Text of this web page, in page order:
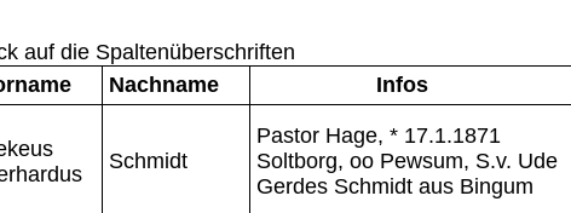
auf die Spaltenüberschriften
Nachname Infos
Schmidt
Pastor Hage, * 17.1.1871
Soltborg, oo Pewsum, S.v. Ude
Gerdes Schmidt aus Bingum